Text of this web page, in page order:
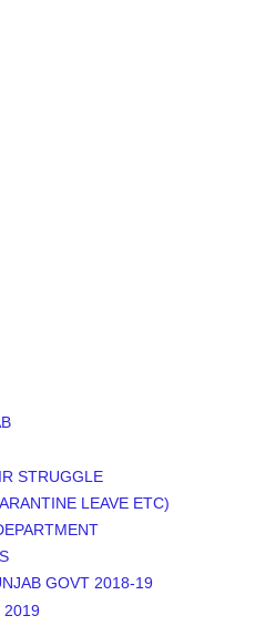
STRUGGLE
LEAVE ETC)
GOVT 2018-19
2019